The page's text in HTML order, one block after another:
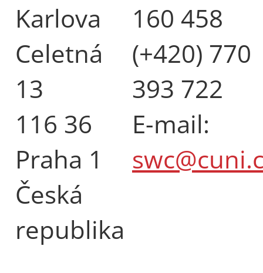
Karlova
Celetná
13
116 36
Praha 1
Česká
republika
160 458
(+420) 770
393 722
E-mail: